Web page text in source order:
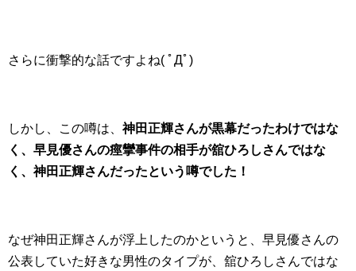
さらに衝撃的な話ですよね( ﾟДﾟ)
しかし、この噂は、神田正輝さんが黒幕だったわけではな
く、早見優さんの痙攣事件の相手が舘ひろしさんではな
く、神田正輝さんだったという噂でした！
なぜ神田正輝さんが浮上したのかというと、早見優さんの
公表していた好きな男性のタイプが、舘ひろしさんではな